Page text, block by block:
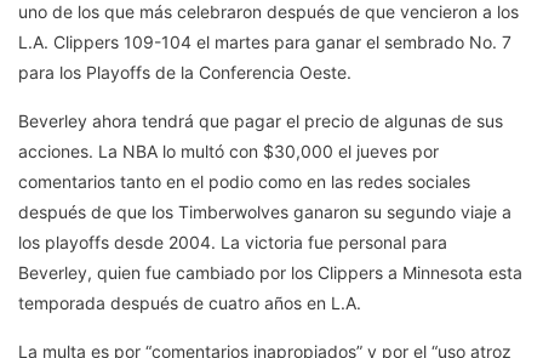
uno de los que más celebraron después de que vencieron a los
L.A. Clippers 109-104 el martes para ganar el sembrado No. 7
para los Playoffs de la Conferencia Oeste.
Beverley ahora tendrá que pagar el precio de algunas de sus
acciones. La NBA lo multó con $30,000 el jueves por
comentarios tanto en el podio como en las redes sociales
después de que los Timberwolves ganaron su segundo viaje a
los playoffs desde 2004. La victoria fue personal para
Beverley, quien fue cambiado por los Clippers a Minnesota esta
temporada después de cuatro años en L.A.
La multa es por “comentarios inapropiados” y por el “uso atroz